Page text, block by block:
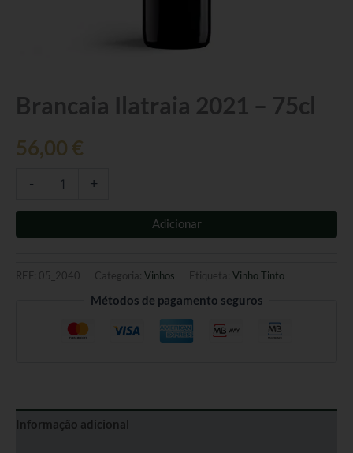
Brancaia Ilatraia 2021 – 75cl
56,00 €
-
Quantidade
de
Ilatraia
+
Adicionar
REF: 05_2040 Categoria: Vinhos Etiqueta: Vinho Tinto
Métodos de pagamento seguros
Informação adicional